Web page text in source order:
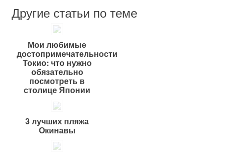
Другие статьи по теме
Мои любимые
достопримечательности
Токио: что нужно
обязательно
посмотреть в
столице Японии
3 лучших пляжа
Окинавы